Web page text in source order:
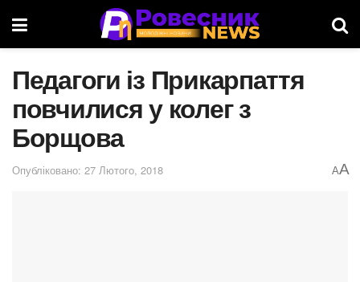
Педагоги із Прикарпаття
повчилися у колег з
Борщова
Опубліковано: 27 Лютого, 2018 AA